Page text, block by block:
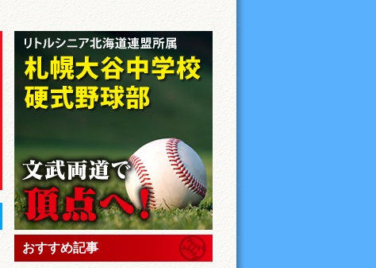
おすすめ記事